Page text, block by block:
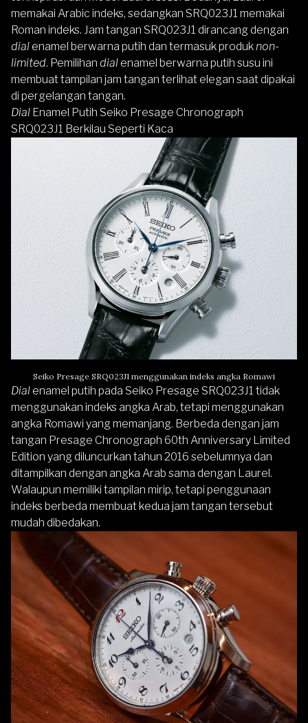
memakai Arabic indeks, sedangkan SRQ023J1 memakai
Roman indeks. Jam tangan SRQ023J1 dirancang dengan
dialenamel berwarna putih dan termasuk produknon-
limited. Pemilihan dialenamel berwarna putih susu ini
membuat tampilan jam tangan terlihat elegan saat dipakai
di pergelangan tangan.
Dial Enamel Putih Seiko Presage Chronograph
SRQ023J1 Berkilau Seperti Kaca
Seiko Presage SRQ023J1 menggunakan indeks angka Romawi
Dialenamel putih pada Seiko Presage SRQ023J1 tidak
menggunakan indeks angka Arab, tetapi menggunakan
angka Romawi yang memanjang. Berbeda dengan jam
tangan Presage Chronograph 60th Anniversary Limited
Edition yang diluncurkan tahun 2016 sebelumnya dan
ditampilkan dengan angka Arab sama dengan Laurel.
Walaupun memiliki tampilan mirip, tetapi penggunaan
indeks berbeda membuat kedua jam tangan tersebut
mudah dibedakan.